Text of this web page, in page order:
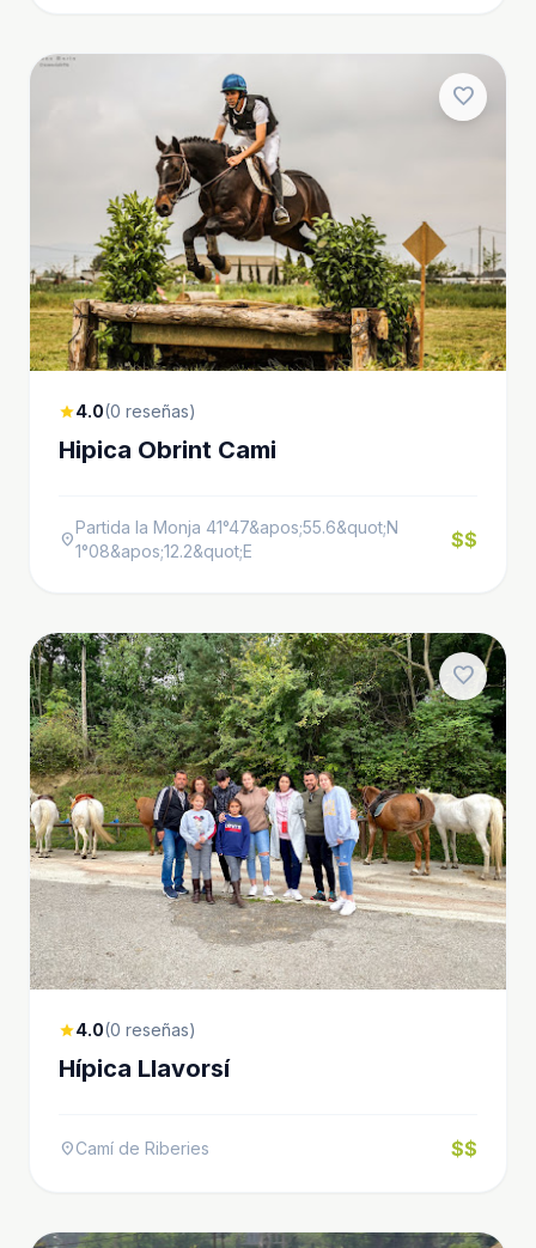
favorite
star4.0(0 reseñas)
Hipica Obrint Cami
location_on
Partida la Monja 41°47&apos;55.6&quot;N
1°08&apos;12.2&quot;E
$$
favorite
star4.0(0 reseñas)
Hípica Llavorsí
location_onCamí de Riberies $$